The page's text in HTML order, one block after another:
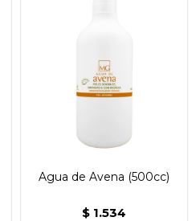
Agua de Avena (500cc)
$ 1.534